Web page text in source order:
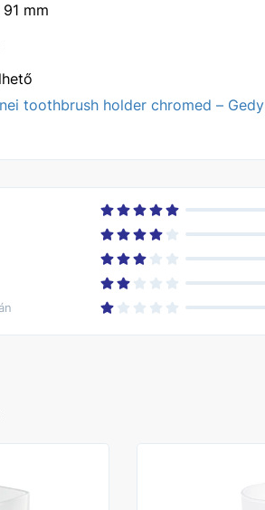
mm
toothbrush holder chromed – Gedy